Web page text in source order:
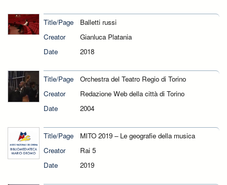
Title/Page
Balletti russi
Creator
Gianluca Platania
Date
2018
Title/Page
Orchestra del Teatro Regio di Torino
Creator
Redazione Web della città di Torino
Date
2004
Title/Page
MITO 2019 – Le geografie della musica
Creator
Rai 5
Date
2019